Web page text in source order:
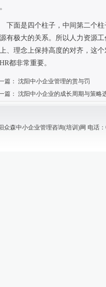
下面是四个柱子，中间第二个
有极大的关系。所以人力资源
、理念上保持高度的对齐，这
HR都非常重要。
篇： 沈阳中小企业管理的赏与罚
篇： 沈阳中小企业的成长周期与策略
众森中小企业管理咨询(培训)网 电话：